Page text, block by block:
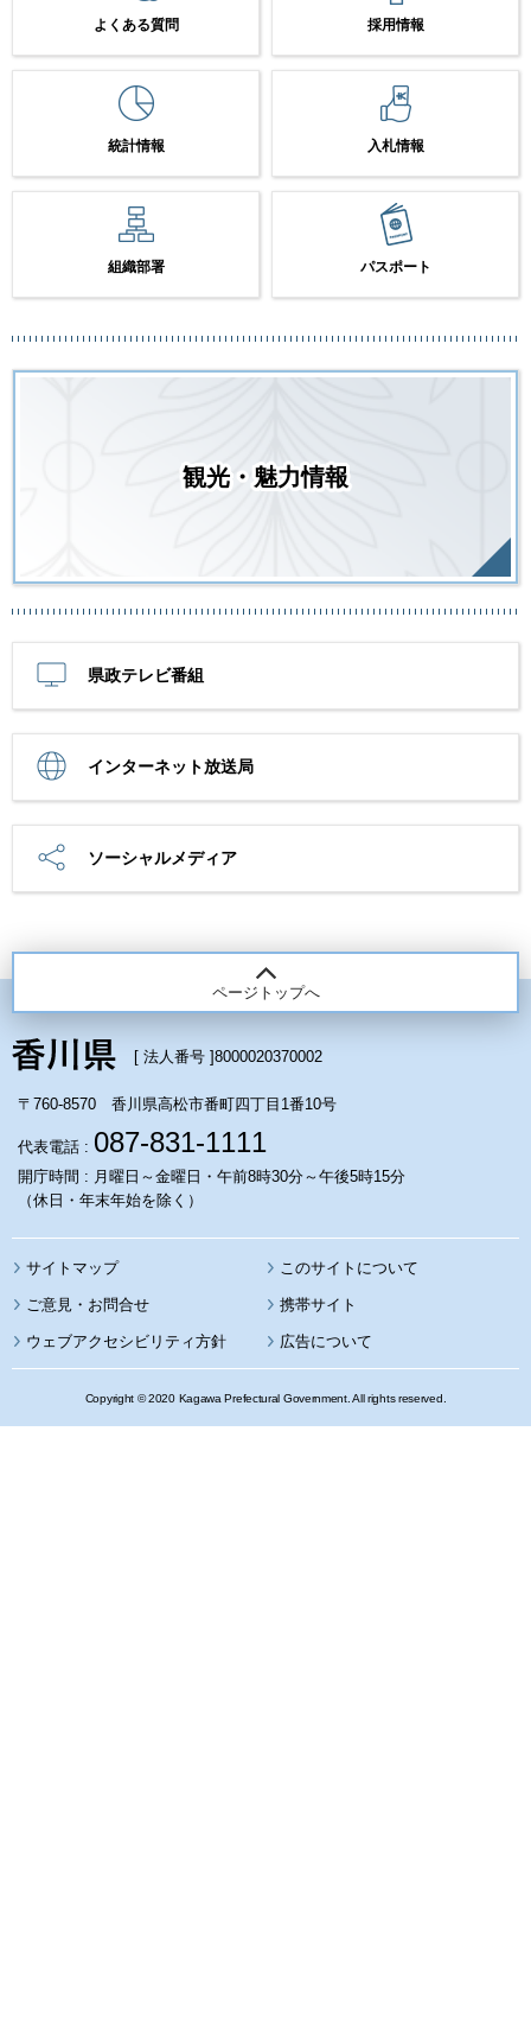
よくある質問 採用情報
統計情報 入札情報
組織部署 パスポート
観光・魅力情報
県政テレビ番組
インターネット放送局
ソーシャルメディア
ページトップへ
[ 法人番号 ]8000020370002
〒760-8570 香川県高松市番町四丁目1番10号
代表電話 : 087-831-1111
開庁時間 : 月曜日～金曜日・午前8時30分～午後5時15分
（休日・年末年始を除く）
サイトマップ このサイトについて
携帯サイト
ウェブアクセシビリティ方針 広告について
Copyright © 2020 Kagawa Prefectural Government. All rights reserved.